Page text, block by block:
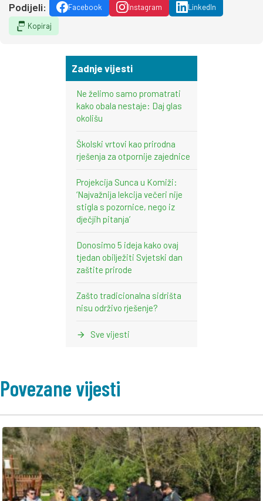
Podijeli: Facebook Instagram
LinkedIn
Kopiraj
Zadnje vijesti
Ne želimo samo promatrati
kako obala nestaje: Daj glas
okolišu
Školski vrtovi kao prirodna
rješenja za otpornije zajednice
Projekcija Sunca u Komiži:
‘Najvažnija lekcija večeri nije
stigla s pozornice, nego iz
dječjih pitanja’
Donosimo 5 ideja kako ovaj
tjedan obilježiti Svjetski dan
zaštite prirode
Zašto tradicionalna sidrišta
nisu održivo rješenje?
Sve vijesti
Povezane vijesti